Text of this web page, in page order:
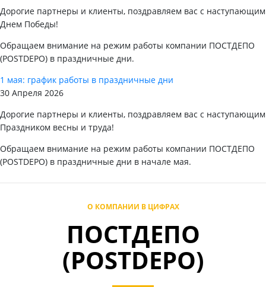
Дорогие партнеры и клиенты, поздравляем вас с наступающим
Днем Победы!
Обращаем внимание на режим работы компании ПОСТДЕПО
(POSTDEPO) в праздничные дни.
1 мая: график работы в праздничные дни
30 Апреля 2026
Дорогие партнеры и клиенты, поздравляем вас с наступающим
Праздником весны и труда!
Обращаем внимание на режим работы компании ПОСТДЕПО
(POSTDEPO) в праздничные дни в начале мая.
О КОМПАНИИ В ЦИФРАХ
ПОСТДЕПО
(POSTDEPO)